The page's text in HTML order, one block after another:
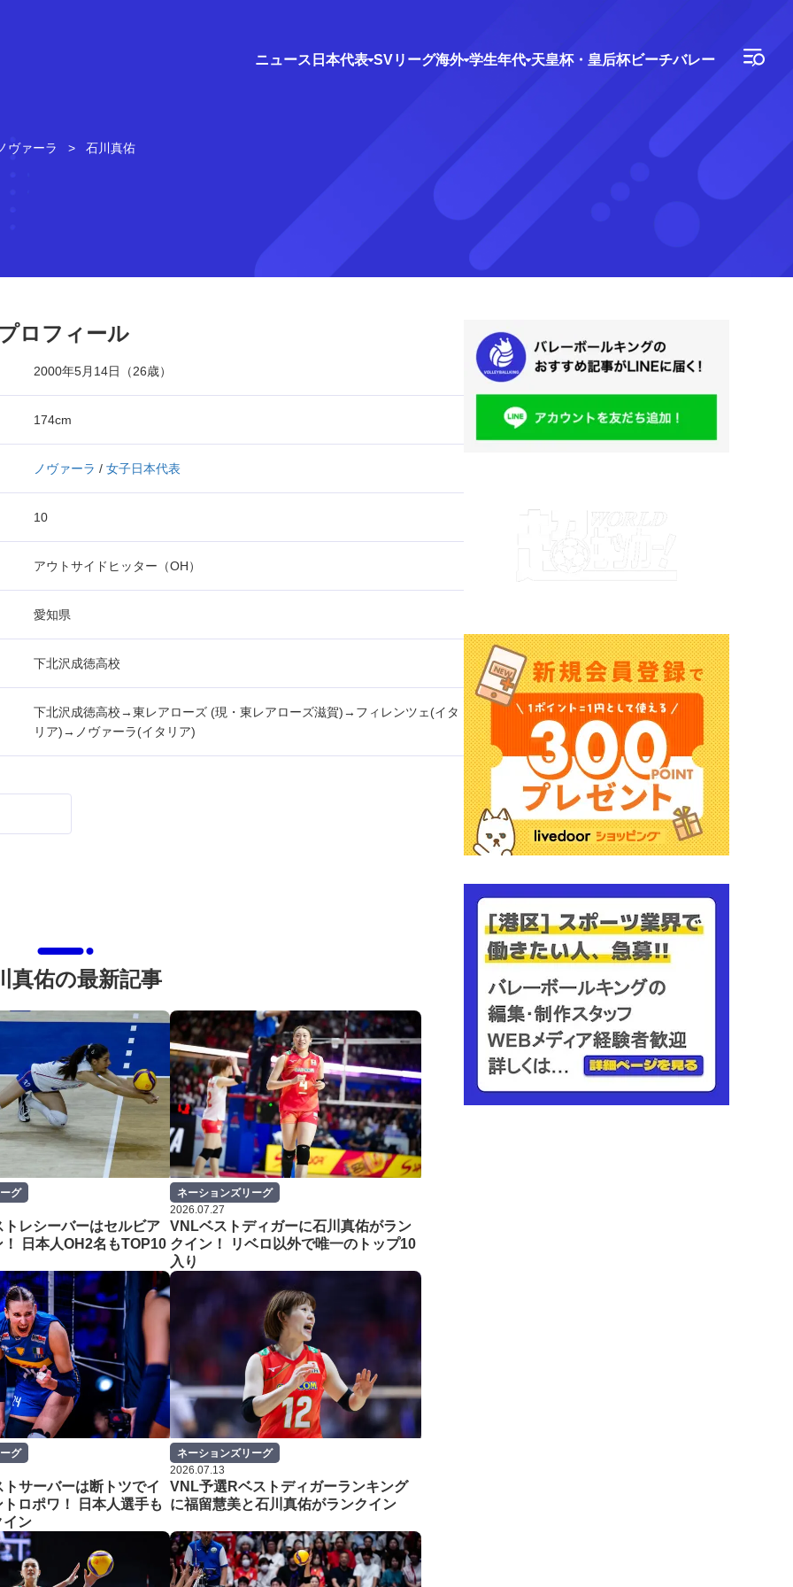
ニュース 日本代表 SVリーグ海外 学生年代 天皇杯・皇后杯ビーチバレー
ヴァーラ 石川真佑
ロフィール
2000年5月14日（26歳）
174cm
ノヴァーラ / 女子日本代表
10
アウトサイドヒッター（OH）
愛知県
下北沢成徳高校
下北沢成徳高校→東レアローズ (現・東レアローズ滋賀)→フィレンツェ(イタ
リア)→ノヴァーラ(イタリア)
真佑の最新記事
グ
レシーバーはセルビア
日本人OH2名もTOP10
ネーションズリーグ
2026.07.27
VNLベストディガーに石川真佑がラン
クイン！ リベロ以外で唯一のトップ10
入り
グ
サーバーは断トツでイ
ロポワ！ 日本人選手も
イン
ネーションズリーグ
2026.07.13
VNL予選Rベストディガーランキング
に福留慧美と石川真佑がランクイン